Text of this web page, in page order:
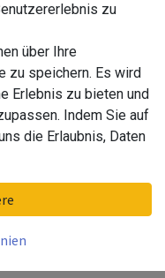
zu
über Ihre
zu speichern. Es wird
Erlebnis zu bieten und
Indem Sie auf
die Erlaubnis, Daten